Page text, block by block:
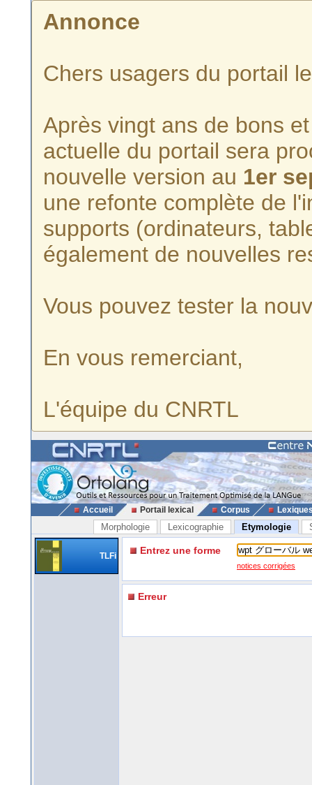
Annonce
Chers usagers du portail
Après vingt ans de bons
actuelle du portail sera
nouvelle version au 1er
une refonte complète de
supports (ordinateurs,
également de nouvelles
Vous pouvez tester la
En vous remerciant,
L'équipe du CNRTL
Accueil Portail lexical Corpus
Morphologie Lexicographie Etymologie
TLFi Entrez une forme
notices corrigées
Erreur